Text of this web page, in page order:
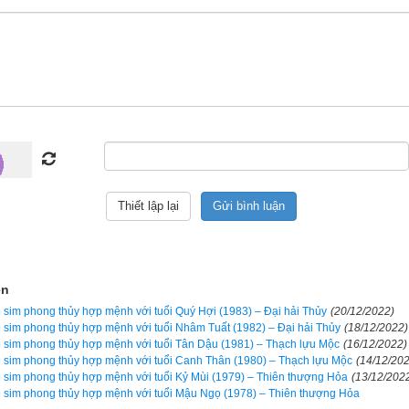
ngũ hành sim hợp tuổi 1974 Giáp Dần (甲寅)
thủy lại có tác dụng bởi mỗi khi có cuộc gọi đến là một lần sóng
sim và điện thoại di động của bạn, từ đó kích hoạt năng
con số lại mang năng lượng và có tính ngũ hành riêng sẽ có tác
và ngũ hành trong cơ thể bạn nếu biết chọn đúng. Ngược lại
phong trào bởi nếu vận mệnh của bạn tốt thì sim phong thủy có
bạn, nhưng nếu vận mệnh đã rất xấu rồi, nhiều khi chỉ thêm 1
Cổ nhân đã nói “Đại phú do Thiên, tiểu phú do Cần” tạm dịch là
phước được trời giúp, còn người giàu có nhỏ là do cần kiệm, siêng
Vì vậy tôi luôn tự nhủ rằng vận mệnh của mình không phải là phú
thiện tích đức, tích cóp từng cái nhỏ để dần cải biến vận
phong thủy hợp mệnh với tuổi Quý Hợi (1983) – Đại hải Thủy (20/12/2022)
phong thủy hợp mệnh với tuổi Nhâm Tuất (1982) – Đại hải Thủy (18/12/2022)
phong thủy hợp mệnh với tuổi Tân Dậu (1981) – Thạch lựu Mộc (16/12/2022)
phong thủy hợp mệnh với tuổi Canh Thân (1980) – Thạch lựu Mộc (14/12/
phong thủy hợp mệnh với tuổi Kỷ Mùi (1979) – Thiên thượng Hỏa (13/12/
phong thủy hợp mệnh với tuổi Mậu Ngọ (1978) – Thiên thượng Hỏa